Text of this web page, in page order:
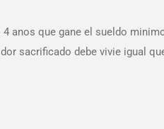
anos que gane el sueldo
sacrificado debe vivie igual